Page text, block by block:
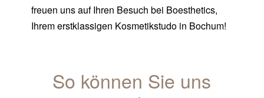
freuen uns auf Ihren Besuch bei Boesthetics,
Ihrem erstklassigen Kosmetikstudo in Bochum!
So können Sie uns